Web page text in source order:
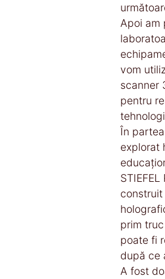
Apoi am
vom
scanner
pentru
În
explorat
prim
poate fi
după ce
A fost